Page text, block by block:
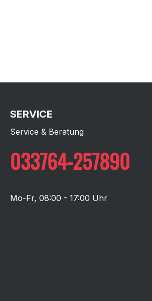
SERVICE
Service & Beratung
033764-257890
Mo-Fr, 08:00 - 17:00 Uhr